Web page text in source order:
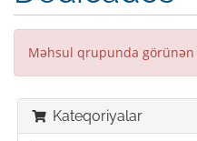
Məhsul qrupunda
Kateqoriyalar